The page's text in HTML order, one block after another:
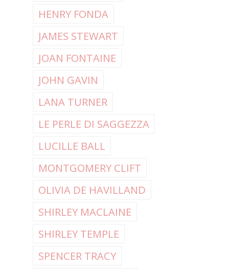
HENRY FONDA
JAMES STEWART
JOAN FONTAINE
JOHN GAVIN
LANA TURNER
LE PERLE DI SAGGEZZA
LUCILLE BALL
MONTGOMERY CLIFT
OLIVIA DE HAVILLAND
SHIRLEY MACLAINE
SHIRLEY TEMPLE
SPENCER TRACY